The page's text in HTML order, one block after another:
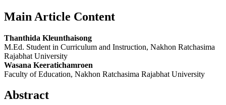
Main Article Content
Thanthida Kleunthaisong
M.Ed. Student in Curriculum and Instruction, Nakhon Ratchasima
Rajabhat University
Wasana Keeratichamroen
Faculty of Education, Nakhon Ratchasima Rajabhat University
Abstract